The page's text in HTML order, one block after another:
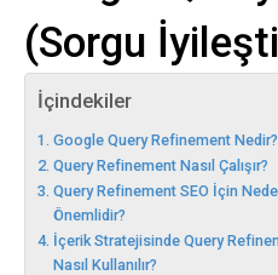
(Sorgu
İçindekiler
Google Query Refinement Nedir?
Query Refinement Nasıl Çalışır?
Query Refinement SEO İçin
Önemlidir?
İçerik Stratejisinde Query
Nasıl Kullanılır?